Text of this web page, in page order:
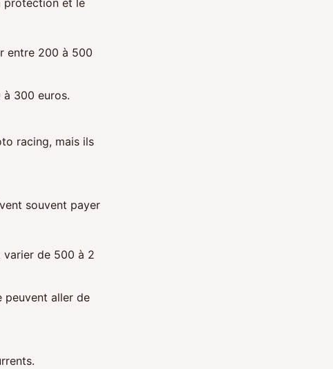
entre 200 à 500
à 300 euros.
racing, mais ils
souvent payer
varier de 500 à 2
peuvent aller de